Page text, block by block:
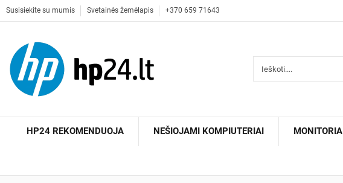
Susisiekite su mumis Svetainės žemėlapis +370 659 71643
HP24 REKOMENDUOJA NEŠIOJAMI KOMPIUTERIAI MONITORIAI